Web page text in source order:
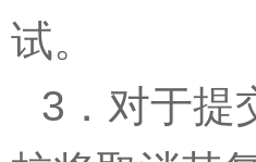
试。
3 ．对于